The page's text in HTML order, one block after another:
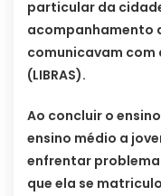
particular da
acompanhamento
comunicavam com
(LIBRAS).
Ao concluir o
ensino médio a
enfrentar
que ela se